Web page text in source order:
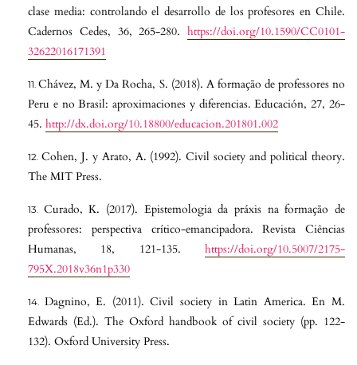
clase media: controlando el desarrollo de los profesores en Chile.
Cadernos Cedes, 36, 265-280. https://doi.org/10.1590/CC0101-
32622016171391
Chávez, M. y Da Rocha, S. (2018). A formação de professores no
Peru e no Brasil: aproximaciones y diferencias. Educación, 27, 26-
45. http://dx.doi.org/10.18800/educacion.201801.002
Cohen, J. y Arato, A. (1992). Civil society and political theory.
The MIT Press.
Curado, K. (2017). Epistemologia da práxis na formação de
professores: perspectiva crítico-emancipadora. Revista Ciências
Humanas, 18, 121-135. https://doi.org/10.5007/2175-
795X.2018v36n1p330
Dagnino, E. (2011). Civil society in Latin America. En M.
Edwards (Ed.). The Oxford handbook of civil society (pp. 122-
132). Oxford University Press.